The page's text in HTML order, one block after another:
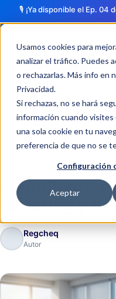
Usamos cookies para
analizar el tráfico. Puedes
o rechazarlas. Más info en
Privacidad.
Si rechazas, no se hará
información cuando
una sola cookie en tu
preferencia de que no se
Configuración
Aceptar
🎙️ ¡Ya disponible el Ep. 04
Compliance para
Compliance
factoring y
Regcheq
Autor